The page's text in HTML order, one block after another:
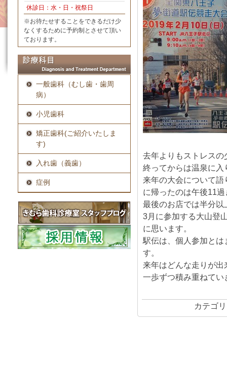
休診日：水・日・祝祭日
※お待たせすることをできるだけ少
なくするために予約制とさせて頂い
ております。
一般歯科（むし歯・歯周
病）
小児歯科
矯正歯科(ご紹介いたしま
す)
入れ歯（義歯）
症例
去年よりもストレス
終ってからは温泉に
来年の大会について
に帰ったのは午後11過
最後のお店では半分以
3月に参加する大山登
に思います。
駅伝は、個人参加と
す。
来年はどんな走りが出
一歩ずつ積み重ねてい
カテゴ